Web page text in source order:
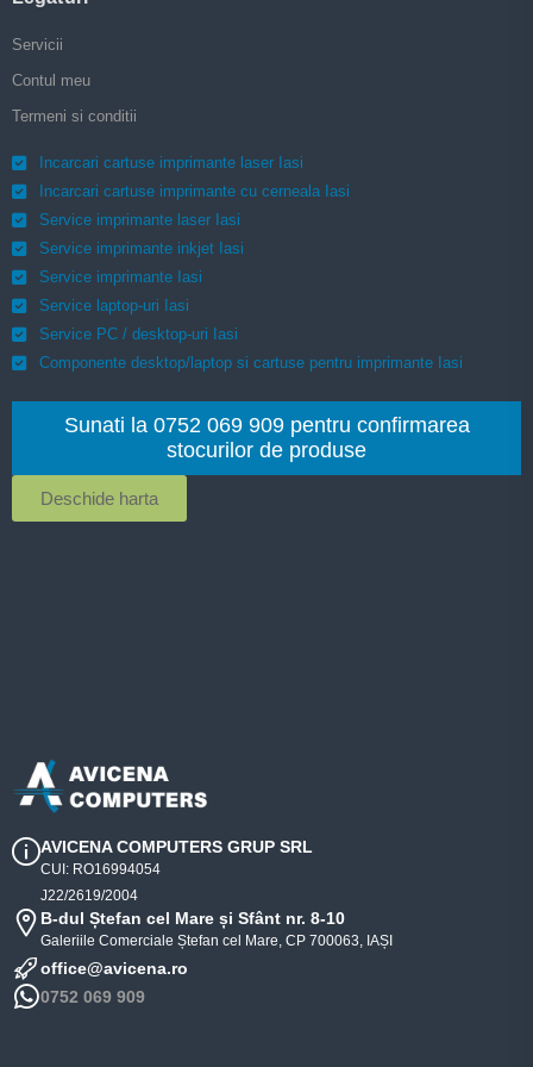
AVICENA COMPUTERS GRUP SRL
CUI: RO16994054
J22/2619/2004
B-dul Ștefan cel Mare și Sfânt nr. 8-10
Galeriile Comerciale Ștefan cel Mare, CP 700063, IAȘI
office@avicena.ro
0752 069 909
Servicii
Contul meu
Termeni si conditii
Incarcari cartuse imprimante laser Iasi
Incarcari cartuse imprimante cu cerneala Iasi
Service imprimante laser Iasi
Service imprimante inkjet Iasi
Service imprimante Iasi
Service laptop-uri Iasi
Service PC / desktop-uri Iasi
Componente desktop/laptop si cartuse pentru imprimante Iasi
Sunati la 0752 069 909 pentru confirmarea
stocurilor de produse
Deschide harta